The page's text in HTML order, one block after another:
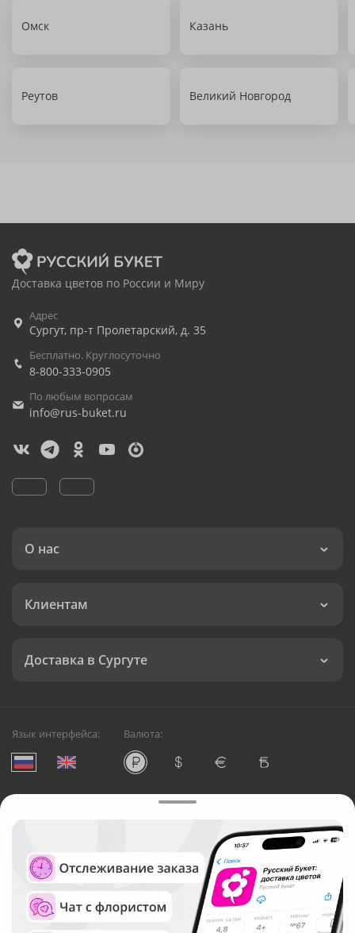
Омск Казань
Реутов Великий Новгород
Доставка цветов по России и Миру
Адрес
Сургут, пр-т Пролетарский, д. 35
Бесплатно. Круглосуточно
8-800-333-0905
По любым вопросам
info@rus-buket.ru
О нас
Клиентам
Доставка в Сургуте
Язык интерфейса: Валюта:
Служба круглосуточной доставки цветов в Сургуте
Русский Букет, 2026
Общество с ограниченной ответственностью «Технология»
ОГРН: 1195476081745, ИНН: 5410081997
Юридический адрес: г. Новосибирск, ул. Ипподромская,
д.42, оф. 3